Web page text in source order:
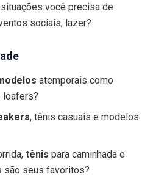
você precisa de
sociais, lazer?
atemporais como
loafers?
, tênis casuais e modelos
tênis para caminhada e
são seus favoritos?